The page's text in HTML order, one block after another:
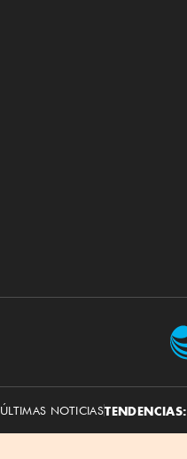
ÚLTIMAS NOTICIASTENDENCIAS: